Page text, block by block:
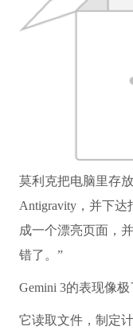
莫利克把电脑里存
Antigravity，并下
成一个漂亮页面，
错了。”
Gemini 3的表现像
它读取文件，制定